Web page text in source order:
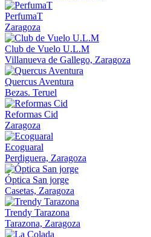
PerfumaT
Zaragoza
Club de Vuelo U.L.M
Villanueva de Gallego, Zaragoza
Quercus Aventura
Bezas. Teruel
Reformas Cid
Zaragoza
Ecoguaral
Perdiguera, Zaragoza
Óptica San jorge
Casetas, Zaragoza
Trendy Tarazona
Tarazona, Zaragoza